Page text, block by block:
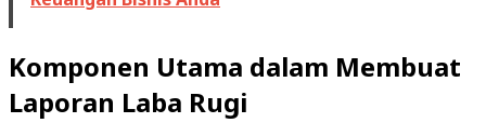
Komponen Utama dalam Membuat
Laporan Laba Rugi